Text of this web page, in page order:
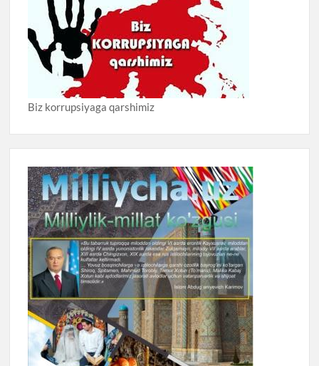
Biz korrupsiyaga qarshimiz